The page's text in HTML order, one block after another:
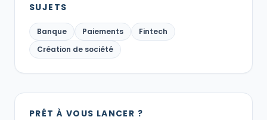
SUJETS
Banque Paiements
Fintech
Création de société
PRÊT À VOUS LANCER ?